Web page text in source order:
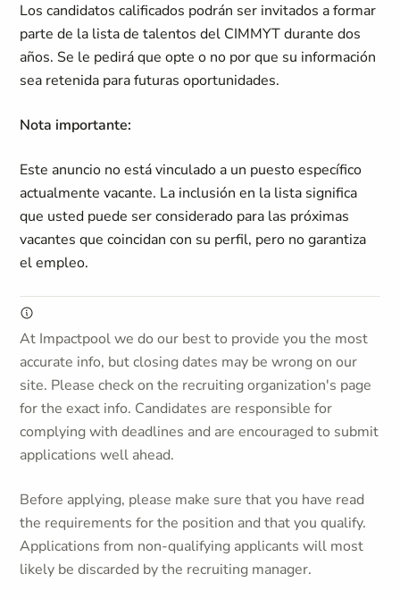
Los candidatos calificados podrán ser invitados a formar
parte de la lista de talentos del CIMMYT durante dos
años. Se le pedirá que opte o no por que su información
sea retenida para futuras oportunidades.
Nota importante:
Este anuncio no está vinculado a un puesto específico
actualmente vacante. La inclusión en la lista significa
que usted puede ser considerado para las próximas
vacantes que coincidan con su perfil, pero no garantiza
el empleo.
At Impactpool we do our best to provide you the most
accurate info, but closing dates may be wrong on our
site. Please check on the recruiting organization's page
for the exact info. Candidates are responsible for
complying with deadlines and are encouraged to submit
applications well ahead.
Before applying, please make sure that you have read
the requirements for the position and that you qualify.
Applications from non-qualifying applicants will most
likely be discarded by the recruiting manager.